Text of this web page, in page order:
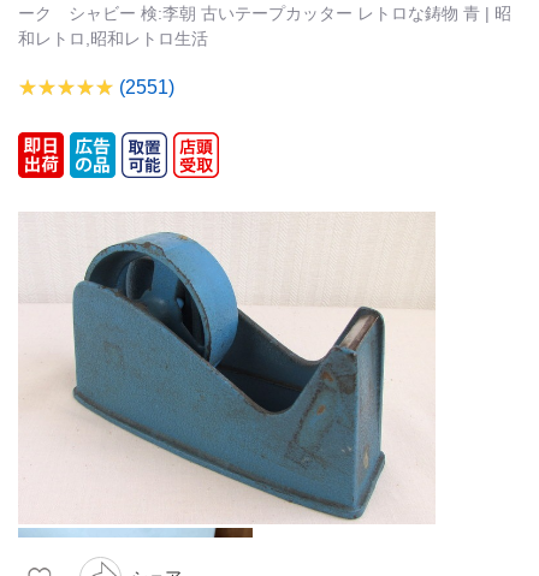
ーク シャビー 検:李朝 古いテープカッター レトロな鋳物 青 | 昭
和レトロ,昭和レトロ生活
(2551)